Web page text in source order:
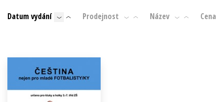
Beletrie pro děti
Byznys a ekonomie
Jazyky
Datum vydání Prodejnost Název Cena